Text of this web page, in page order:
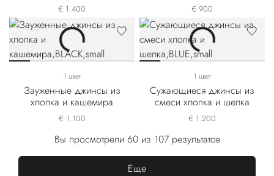
€ 1.400 € 900
1 цвет
Зауженные джинсы из
хлопка и кашемира
€ 1.100
1 цвет
Сужающиеся джинсы из
смеси хлопка и шелка
€ 1.200
Вы просмотрели 60 из 107 результатов
Еще